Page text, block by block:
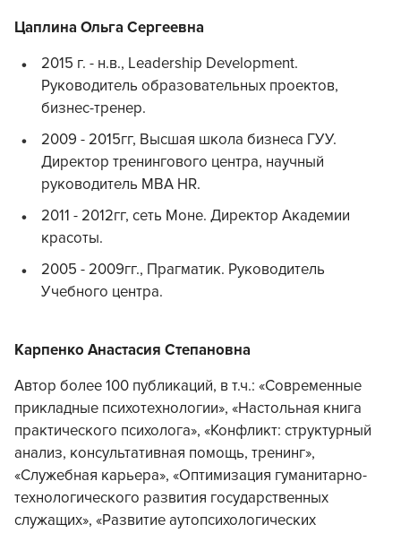
Цаплина Ольга Сергеевна
2015 г. - н.в., Leadership Development.
Руководитель образовательных проектов,
бизнес-тренер.
2009 - 2015гг, Высшая школа бизнеса ГУУ.
Директор тренингового центра, научный
руководитель MBA HR.
2011 - 2012гг, сеть Моне. Директор Академии
красоты.
2005 - 2009гг., Прагматик. Руководитель
Учебного центра.
Карпенко Анастасия Степановна
Автор более 100 публикаций, в т.ч.: «Современные
прикладные психотехнологии», «Настольная книга
практического психолога», «Конфликт: структурный
анализ, консультативная помощь, тренинг»,
«Служебная карьера», «Оптимизация гуманитарно-
технологического развития государственных
служащих», «Развитие аутопсихологических